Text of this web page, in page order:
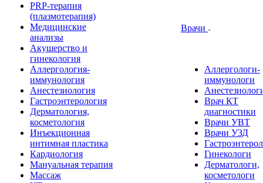
PRP-терапия
(плазмотерапия)
Медицинские
анализы
Акушерство и
гинекология
Аллергология-
иммунология
Анестезиология
Гастроэнтерология
Дерматология,
косметология
Инъекционная
интимная пластика
Кардиология
Мануальная терапия
Массаж
Врачи
Аллергологи-
иммунологи
Врач КТ
диагностики
Врачи УВТ
Врачи УЗД
Гинекологи
Дерматологи,
косметологи